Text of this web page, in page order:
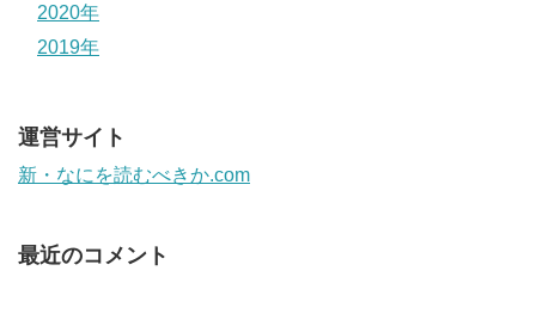
2020年
2019年
運営サイト
新・なにを読むべきか.com
最近のコメント